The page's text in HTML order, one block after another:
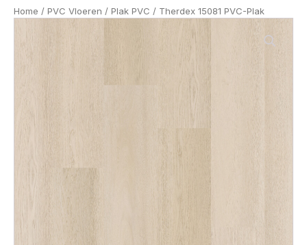
Home / PVC Vloeren / Plak PVC / Therdex 15081 PVC-Plak